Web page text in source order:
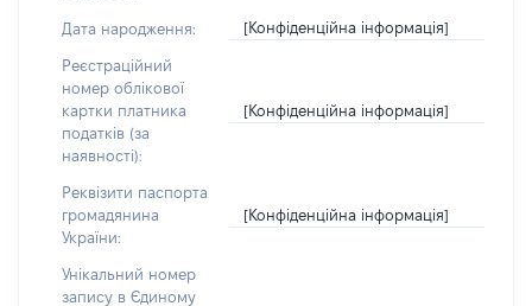
Дата народження: [Конфіденційна інформація]
Реєстраційний
номер облікової
картки платника
податків (за
наявності):
[Конфіденційна інформація]
Реквізити паспорта
громадянина
України:
[Конфіденційна інформація]
Унікальний номер
запису в Єдиному